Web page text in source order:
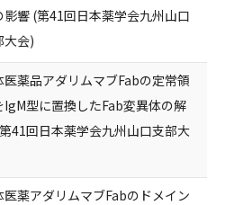
影響 (第41回日本薬学会九州山口
大会)
医薬品アダリムマブFabの定常領
IgM型に置換したFab変異体の解
41回日本薬学会九州山口支部大
医薬アダリムマブFabのドメイン